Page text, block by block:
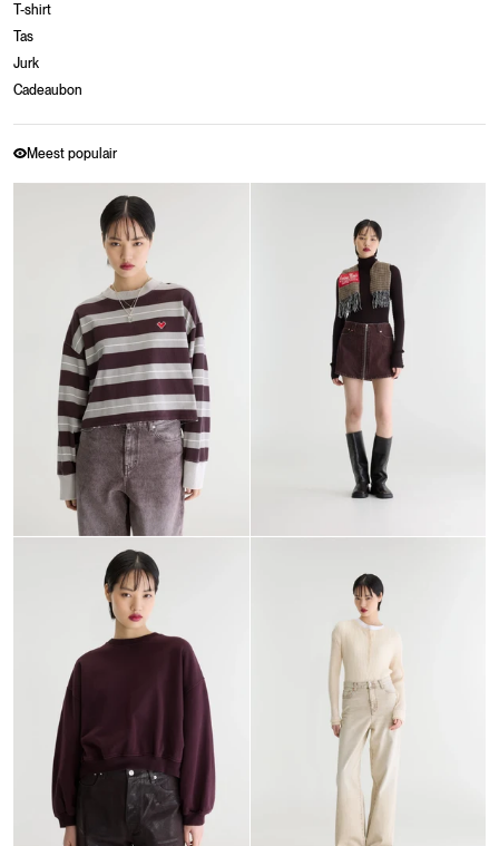
T-shirt
Tas
Jurk
Cadeaubon
Meest populair